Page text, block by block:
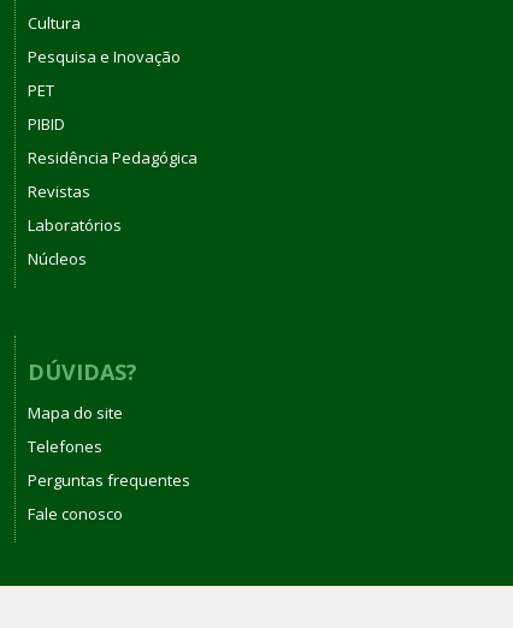
Cultura
Pesquisa e Inovação
PET
PIBID
Residência Pedagógica
Revistas
Laboratórios
Núcleos
DÚVIDAS?
Mapa do site
Telefones
Perguntas frequentes
Fale conosco